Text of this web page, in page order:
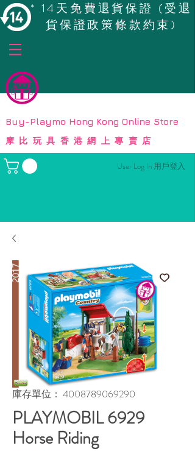
* 14天免費退貨保證 (受退
貨保證政策條款約束)
© Copyright
Buy-Playmo Hong Kong Online Store
摩比玩具香港網上專賣店
User Log In 用戶登入
庫存單位： 4008789069290
PLAYMOBIL 6929
Horse Riding